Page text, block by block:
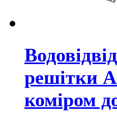
решітки
коміром